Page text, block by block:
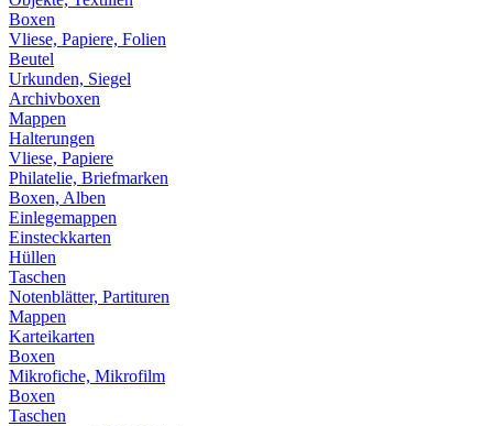
Boxen
Vliese, Papiere, Folien
Beutel
Urkunden, Siegel
Archivboxen
Mappen
Halterungen
Vliese, Papiere
Philatelie, Briefmarken
Boxen, Alben
Einlegemappen
Einsteckkarten
Hüllen
Taschen
Notenblätter, Partituren
Mappen
Karteikarten
Boxen
Mikrofiche, Mikrofilm
Boxen
Taschen